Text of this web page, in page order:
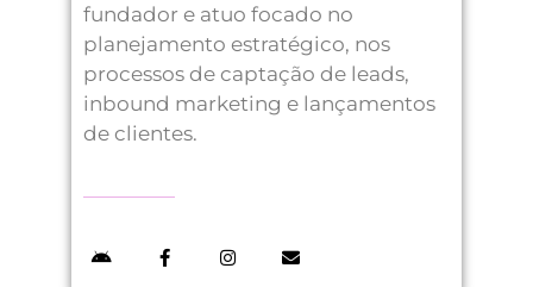
fundador e atuo focado no
planejamento estratégico, nos
processos de captação de leads,
inbound marketing e lançamentos
de clientes.